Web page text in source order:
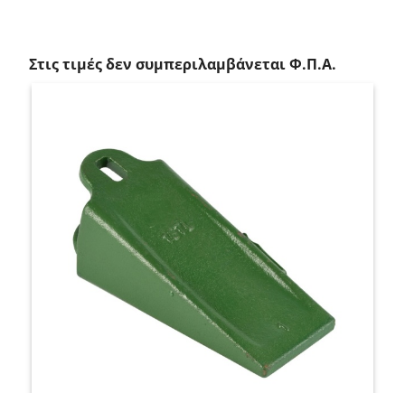
Στις τιμές δεν συμπεριλαμβάνεται Φ.Π.Α.